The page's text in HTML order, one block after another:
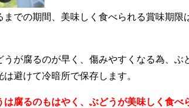
までの期間、美味しく食べられる賞味期限
うが腐るのが早く、傷みやすくなる為、ぶ
避けて冷暗所で保存します。
腐るのもはやく、ぶどうが美味しく食べ